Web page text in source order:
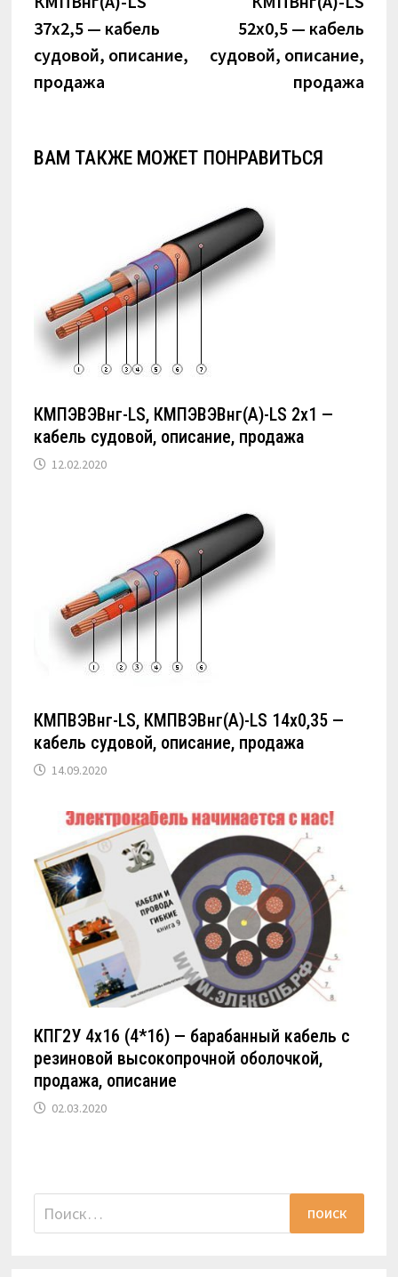
записям
37х2,5 — кабель
судовой, описание,
продажа
52х0,5 — кабель
судовой, описание,
продажа
ВАМ ТАКЖЕ МОЖЕТ ПОНРАВИТЬСЯ
КМПЭВЭВнг-LS, КМПЭВЭВнг(А)-LS 2х1 —
кабель судовой, описание, продажа
12.02.2020
КМПВЭВнг-LS, КМПВЭВнг(А)-LS 14х0,35 —
кабель судовой, описание, продажа
14.09.2020
КПГ2У 4х16 (4*16) — барабанный кабель с
резиновой высокопрочной оболочкой,
продажа, описание
02.03.2020
Найти: